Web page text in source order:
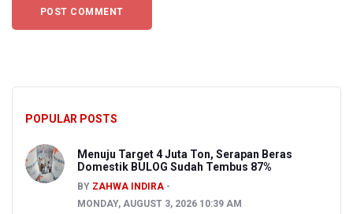
POPULAR POSTS
Menuju Target 4 Juta Ton, Serapan Beras
Domestik BULOG Sudah Tembus 87%
BY ZAHWA INDIRA
MONDAY, AUGUST 3, 2026 10:39 AM